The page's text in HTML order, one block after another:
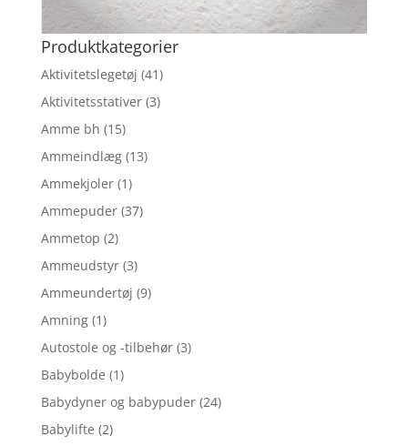
Produktkategorier
Aktivitetslegetøj (41)
Aktivitetsstativer (3)
Amme bh (15)
Ammeindlæg (13)
Ammekjoler (1)
Ammepuder (37)
Ammetop (2)
Ammeudstyr (3)
Ammeundertøj (9)
Amning (1)
Autostole og -tilbehør (3)
Babybolde (1)
Babydyner og babypuder (24)
Babylifte (2)